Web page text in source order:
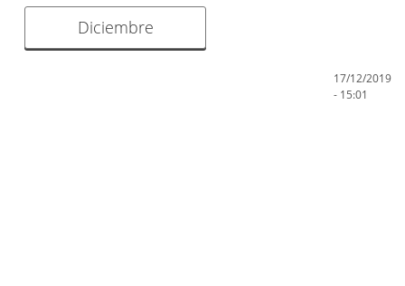
Diciembre
17/12/2019
- 15:01